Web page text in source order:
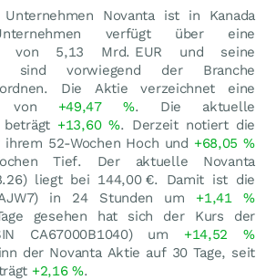
Novanta ist in Kanada
verfügt über eine
von 5,13 Mrd. EUR und seine
sind vorwiegend der Branche
Die Aktie verzeichnet eine
von +49,47%. Die aktuelle
beträgt +13,60%. Derzeit notiert die
52-Wochen Hoch und +68,05%
Tief. Der aktuelle Novanta
) liegt bei 144,00 €. Damit ist die
in 24 Stunden um +1,41%
gesehen hat sich der Kurs der
CA67000B1040) um +14,52%
der Novanta Aktie auf 30 Tage, seit
+2,16%.